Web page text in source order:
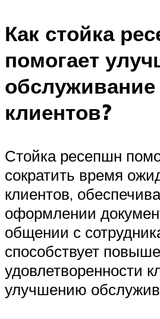
Как стойка
помогает
обслуживание
клиентов?
Стойка ресепшн
сократить время
клиентов,
оформлении
общении с
способствует
удовлетворенности
улучшению